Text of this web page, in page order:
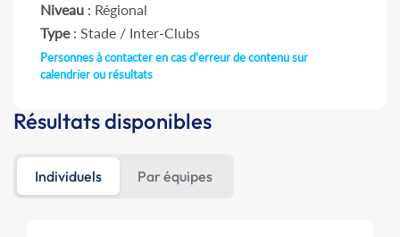
Niveau : Régional
Type: Stade / Inter-Clubs
Personnes à contacter en cas d'erreur de contenu sur
calendrier ou résultats
Résultats disponibles
Individuels Par équipes